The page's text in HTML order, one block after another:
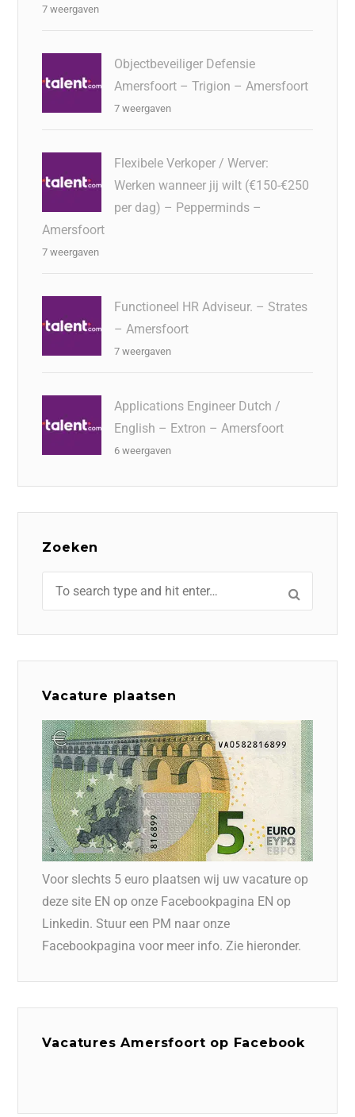
7 weergaven
Objectbeveiliger Defensie
Amersfoort – Trigion – Amersfoort
7 weergaven
Flexibele Verkoper / Werver:
Werken wanneer jij wilt (€150-€250
per dag) – Pepperminds –
Amersfoort
7 weergaven
Functioneel HR Adviseur. – Strates
– Amersfoort
7 weergaven
Applications Engineer Dutch /
English – Extron – Amersfoort
6 weergaven
Zoeken
Vacature plaatsen
Voor slechts 5 euro plaatsen wij uw vacature op
deze site EN op onze Facebookpagina EN op
Linkedin. Stuur een PM naar onze
Facebookpagina voor meer info. Zie hieronder.
Vacatures Amersfoort op Facebook